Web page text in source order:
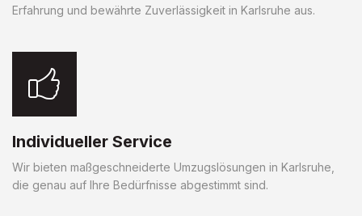
Erfahrung und bewährte Zuverlässigkeit in Karlsruhe aus.
Individueller Service
Wir bieten maßgeschneiderte Umzugslösungen in Karlsruhe,
die genau auf Ihre Bedürfnisse abgestimmt sind.